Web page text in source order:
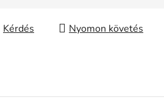
Kérdés Nyomon követés